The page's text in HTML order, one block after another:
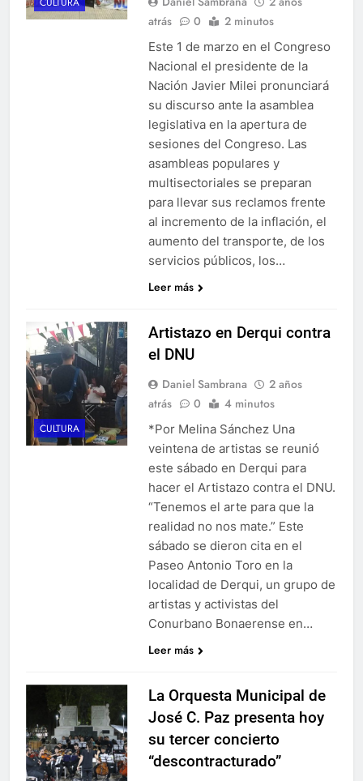
atrás
0 2 minutos
Este 1 de marzo en el Congreso
Nacional el presidente de la
Nación Javier Milei pronunciará
su discurso ante la asamblea
legislativa en la apertura de
sesiones del Congreso. Las
asambleas populares y
multisectoriales se preparan
para llevar sus reclamos frente
al incremento de la inflación, el
aumento del transporte, de los
servicios públicos, los…
Leer más
CULTURA
Artistazo en Derqui contra
el DNU
Daniel Sambrana
2 años
atrás
0 4 minutos
*Por Melina Sánchez Una
veintena de artistas se reunió
este sábado en Derqui para
hacer el Artistazo contra el DNU.
“Tenemos el arte para que la
realidad no nos mate.” Este
sábado se dieron cita en el
Paseo Antonio Toro en la
localidad de Derqui, un grupo de
artistas y activistas del
Conurbano Bonaerense en…
Leer más
La Orquesta Municipal de
José C. Paz presenta hoy
su tercer concierto
“descontracturado”